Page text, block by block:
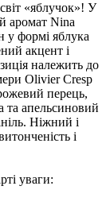
«яблучок»! У
аромат Nina
у формі яблука
акцент і
належить до
Olivier Cresp
перець,
та апельсиновий
Ніжний і
і
уваги: